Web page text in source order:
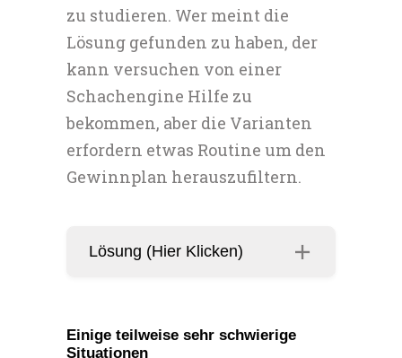
zu studieren. Wer meint die
Lösung gefunden zu haben, der
kann versuchen von einer
Schachengine Hilfe zu
bekommen, aber die Varianten
erfordern etwas Routine um den
Gewinnplan herauszufiltern.
Lösung (Hier Klicken)
Einige teilweise sehr schwierige
Situationen